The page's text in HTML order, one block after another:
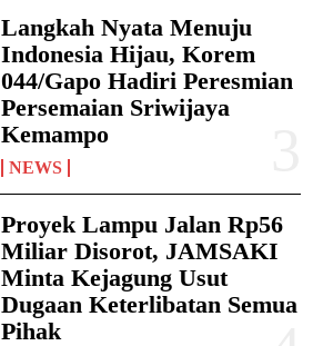
Langkah Nyata Menuju
Indonesia Hijau, Korem
044/Gapo Hadiri Peresmian
Persemaian Sriwijaya
Kemampo
NEWS
Proyek Lampu Jalan Rp56
Miliar Disorot, JAMSAKI
Minta Kejagung Usut
Dugaan Keterlibatan Semua
Pihak